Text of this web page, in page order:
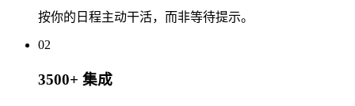
按你的日程主动干活，而非等待提示。
02
3500+ 集成